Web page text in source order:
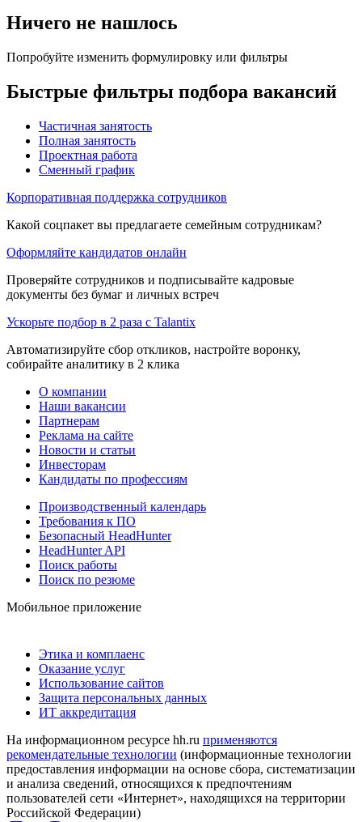
Ничего не нашлось
Попробуйте изменить формулировку или фильтры
Быстрые фильтры подбора вакансий
Частичная занятость
Полная занятость
Проектная работа
Сменный график
Корпоративная поддержка сотрудников
Какой соцпакет вы предлагаете семейным сотрудникам?
Оформляйте кандидатов онлайн
Проверяйте сотрудников и подписывайте кадровые
документы без бумаг и личных встреч
Ускорьте подбор в 2 раза с Talantix
Автоматизируйте сбор откликов, настройте воронку,
собирайте аналитику в 2 клика
О компании
Наши вакансии
Партнерам
Реклама на сайте
Новости и статьи
Инвесторам
Кандидаты по профессиям
Производственный календарь
Требования к ПО
Безопасный HeadHunter
HeadHunter API
Поиск работы
Поиск по резюме
Мобильное приложение
Этика и комплаенс
Оказание услуг
Использование сайтов
Защита персональных данных
ИТ аккредитация
На информационном ресурсе hh.ru применяются
рекомендательные технологии (информационные технологии
предоставления информации на основе сбора, систематизации
и анализа сведений, относящихся к предпочтениям
пользователей сети «Интернет», находящихся на территории
Российской Федерации)